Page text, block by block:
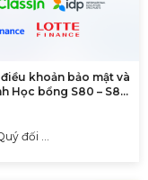
điều khoản bảo mật và
Học bổng S80 – S80
đối …